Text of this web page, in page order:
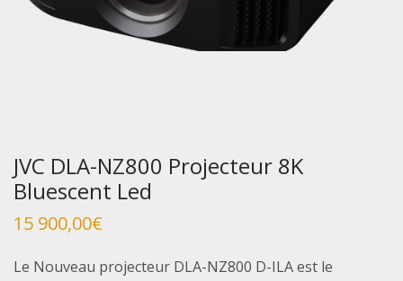
JVC DLA-NZ800 Projecteur 8K
Bluescent Led
15 900,00€
Le Nouveau projecteur DLA-NZ800 D-ILA est le